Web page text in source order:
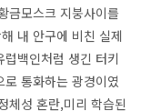
금모스크 지붕사이를
내 안구에 비친 실제
백인처럼 생긴 터키
통화하는 광경이였
체성 혼란,미리 학습된